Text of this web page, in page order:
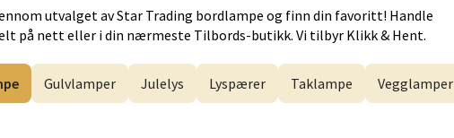
utvalget avStar Trading bordlampe og finn din favoritt! Handle
på nett eller i din nærmeste Tilbords-butikk. Vi tilbyr Klikk & Hent.
Gulvlamper Julelys Lyspærer Taklampe Vegglamper
8, 5014 Bergen
09-18
Velg